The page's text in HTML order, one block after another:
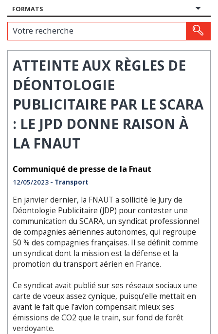
FORMATS
Votre recherche
ATTEINTE AUX RÈGLES DE
DÉONTOLOGIE
PUBLICITAIRE PAR LE SCARA
: LE JPD DONNE RAISON À
LA FNAUT
Communiqué de presse de la Fnaut
12/05/2023 - Transport
En janvier dernier, la FNAUT a sollicité le Jury de
Déontologie Publicitaire (JDP) pour contester une
communication du SCARA, un syndicat professionnel
de compagnies aériennes autonomes, qui regroupe
50 % des compagnies françaises. Il se définit comme
un syndicat dont la mission est la défense et la
promotion du transport aérien en France.
Ce syndicat avait publié sur ses réseaux sociaux une
carte de voeux assez cynique, puisqu’elle mettait en
avant le fait que l’avion compensait mieux ses
émissions de CO2 que le train, sur fond de forêt
verdoyante.